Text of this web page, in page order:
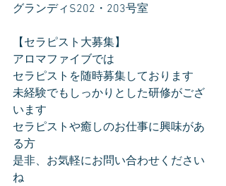
グランディS202・203号室
【セラピスト大募集】
アロマファイブでは
セラピストを随時募集しております
未経験でもしっかりとした研修がござ
います
セラピストや癒しのお仕事に興味があ
る方
是非、お気軽にお問い合わせください
ね